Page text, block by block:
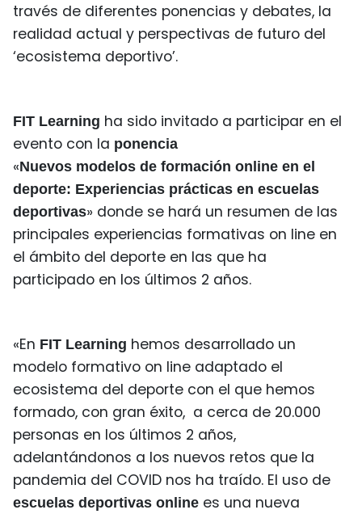
través de diferentes ponencias y debates, la
realidad actual y perspectivas de futuro del
‘ecosistema deportivo’.
FIT Learning ha sido invitado a participar en el
evento con la ponencia
«Nuevos modelos de formación online en el
deporte: Experiencias prácticas en escuelas
deportivas» donde se hará un resumen de las
principales experiencias formativas on line en
el ámbito del deporte en las que ha
participado en los últimos 2 años.
«En FIT Learning hemos desarrollado un
modelo formativo on line adaptado el
ecosistema del deporte con el que hemos
formado, con gran éxito, a cerca de 20.000
personas en los últimos 2 años,
adelantándonos a los nuevos retos que la
pandemia del COVID nos ha traído. El uso de
escuelas deportivas online es una nueva